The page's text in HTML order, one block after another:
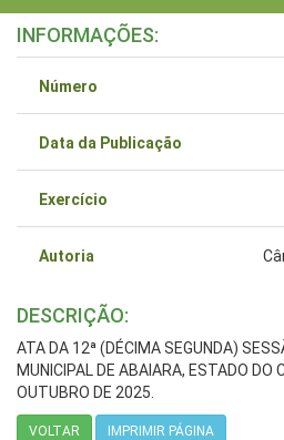
INFORMAÇÕES:
Número
Data da Publicação
Exercício
Autoria
DESCRIÇÃO:
ATA DA 12ª (DÉCIMA SEGUNDA)
MUNICIPAL DE ABAIARA, ESTADO DO
OUTUBRO DE 2025.
VOLTAR IMPRIMIR PÁGINA